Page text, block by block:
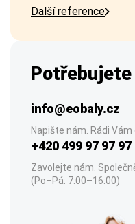
Další reference
info@eobaly.cz
Napište nám. Rádi
+420 499 97 97 97
Zavolejte nám.
(Po–Pá: 7:00–16:00)